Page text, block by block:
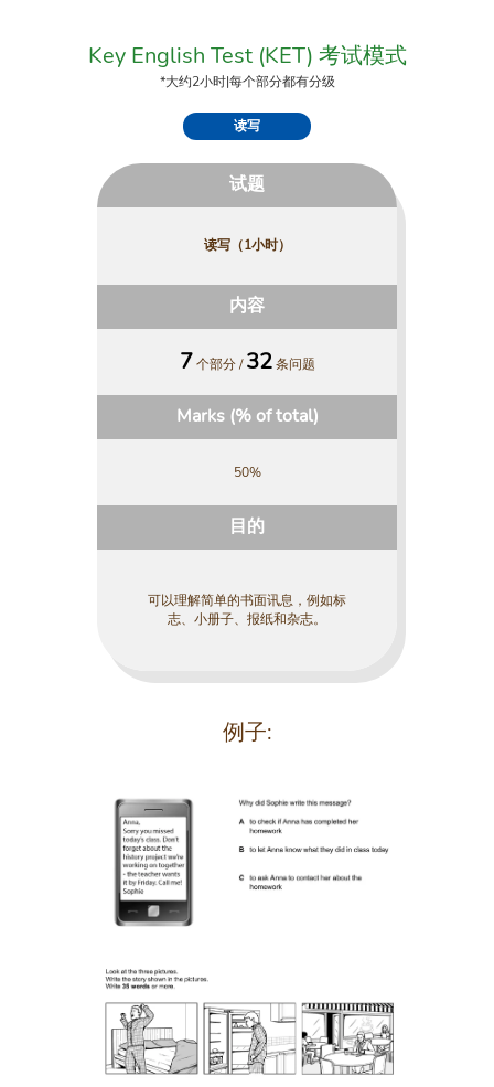
Key English Test (KET) 考试模式
*大约2小时|每个部分都有分级
读写
试题
读写（1小时）
内容
7 个部分 /32条问题
Marks (% of total)
50%
目的
可以理解简单的书面讯息，例如标
志、小册子、报纸和杂志。
例子: